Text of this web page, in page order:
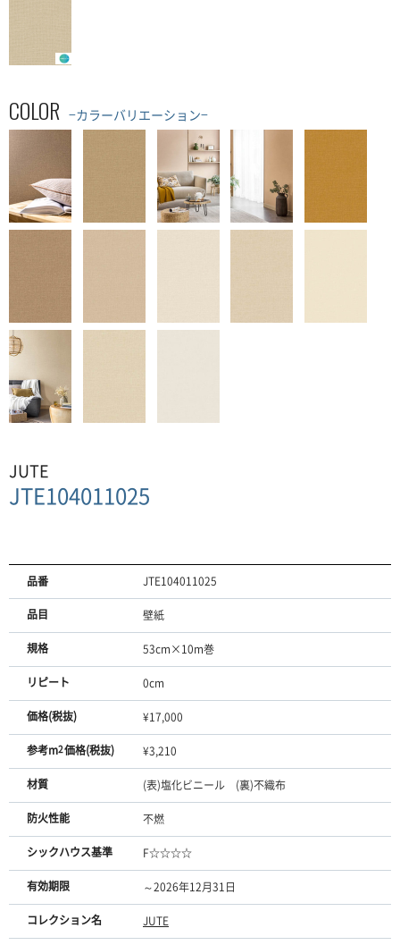
COLOR −カラーバリエーション−
JUTE
JTE104011025
品番 JTE104011025
品目 壁紙
規格 53cm×10m巻
リピート 0cm
価格(税抜) ¥17,000
参考m2価格(税抜) ¥3,210
材質 (表)塩化ビニール (裏)不織布
防火性能 不燃
シックハウス基準 F☆☆☆☆
有効期限 ～2026年12月31日
コレクション名 JUTE